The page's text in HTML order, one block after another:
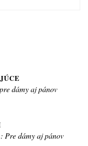
dámy aj pánov
Pre dámy aj pánov